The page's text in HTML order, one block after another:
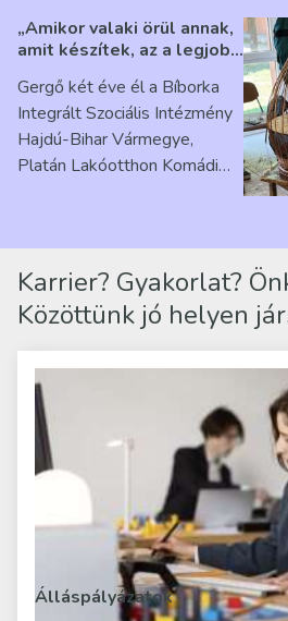
„Amikor valaki örül annak,
amit készítek, az a legjobb
Ribárszky Gergő ellátottal
Gergő két éve él a Bíborka
Integrált Szociális Intézmény
Hajdú-Bihar Vármegye,
Platán Lakóotthon Komádi
Karrier? Gyakorlat?
Közöttünk jó helyen
Álláspályázatok